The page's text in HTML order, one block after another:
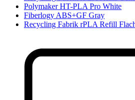
Polymaker HT-PLA Pro White
Fiberlogy ABS+GF Gray
Recycling Fabrik rPLA Refill